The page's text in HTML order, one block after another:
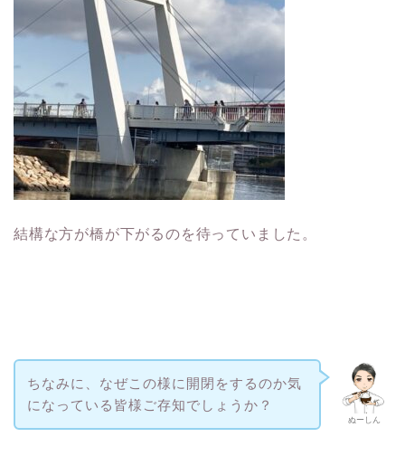
結構な方が橋が下がるのを待っていました。
ぬーしん
ちなみに、なぜこの様に開閉をするのか気
になっている皆様ご存知でしょうか？